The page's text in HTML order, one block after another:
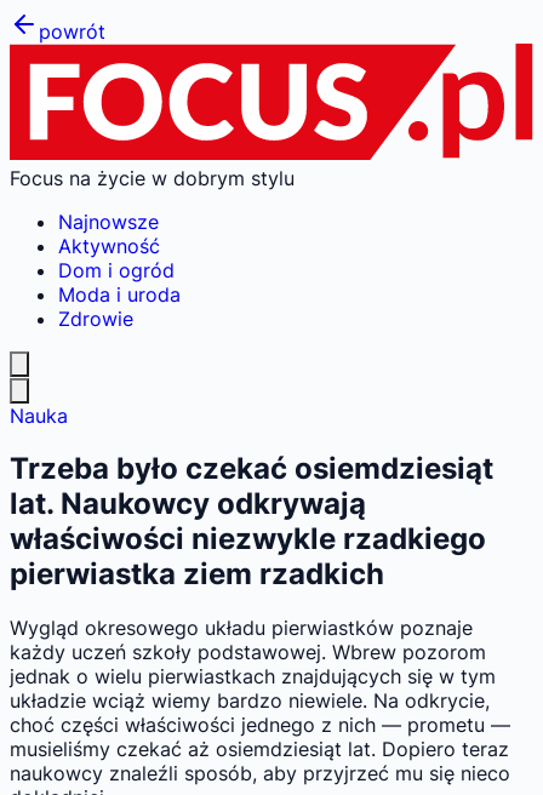
powrót
Focus na życie w dobrym stylu
Najnowsze
Aktywność
Dom i ogród
Moda i uroda
Zdrowie
Nauka
Trzeba było czekać osiemdziesiąt
lat. Naukowcy odkrywają
właściwości niezwykle rzadkiego
pierwiastka ziem rzadkich
Wygląd okresowego układu pierwiastków poznaje
każdy uczeń szkoły podstawowej. Wbrew pozorom
jednak o wielu pierwiastkach znajdujących się w tym
układzie wciąż wiemy bardzo niewiele. Na odkrycie,
choć części właściwości jednego z nich — prometu —
musieliśmy czekać aż osiemdziesiąt lat. Dopiero teraz
naukowcy znaleźli sposób, aby przyjrzeć mu się nieco